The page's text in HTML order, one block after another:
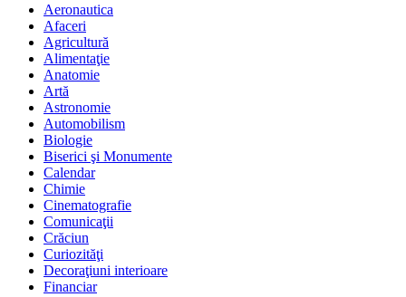
Aeronautica
Afaceri
Agricultură
Alimentaţie
Anatomie
Artă
Astronomie
Automobilism
Biologie
Biserici şi Monumente
Calendar
Chimie
Cinematografie
Comunicaţii
Crăciun
Curiozităţi
Decoraţiuni interioare
Financiar